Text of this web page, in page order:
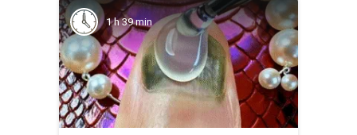
1 h 39 min